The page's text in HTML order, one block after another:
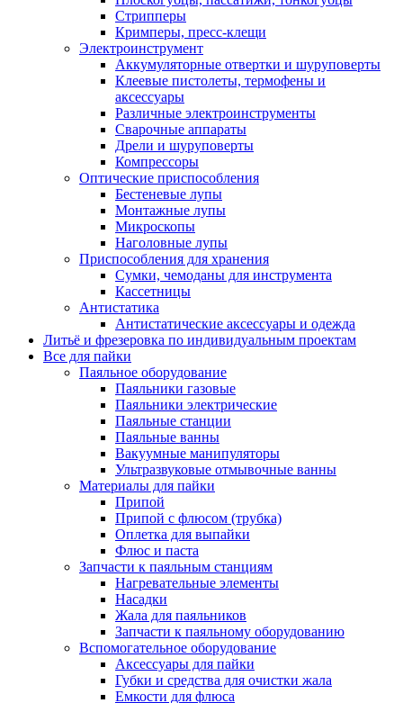
Стрипперы
Кримперы, пресс-клещи
Электроинструмент
Аккумуляторные отвертки и шуруповерты
Клеевые пистолеты, термофены и
аксессуары
Различные электроинструменты
Сварочные аппараты
Дрели и шуруповерты
Компрессоры
Оптические приспособления
Бестеневые лупы
Монтажные лупы
Микроскопы
Наголовные лупы
Приспособления для хранения
Сумки, чемоданы для инструмента
Кассетницы
Антистатика
Антистатические аксессуары и одежда
Литьё и фрезеровка по индивидуальным проектам
Все для пайки
Паяльное оборудование
Паяльники газовые
Паяльники электрические
Паяльные станции
Паяльные ванны
Вакуумные манипуляторы
Ультразвуковые отмывочные ванны
Материалы для пайки
Припой
Припой с флюсом (трубка)
Оплетка для выпайки
Флюс и паста
Запчасти к паяльным станциям
Нагревательные элементы
Насадки
Жала для паяльников
Запчасти к паяльному оборудованию
Вспомогательное оборудование
Аксессуары для пайки
Губки и средства для очистки жала
Емкости для флюса